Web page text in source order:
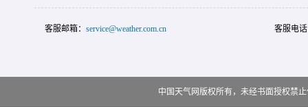
客服邮箱： service@weather.com.cn 客服电
中国天气网版权所有，未经书面授权